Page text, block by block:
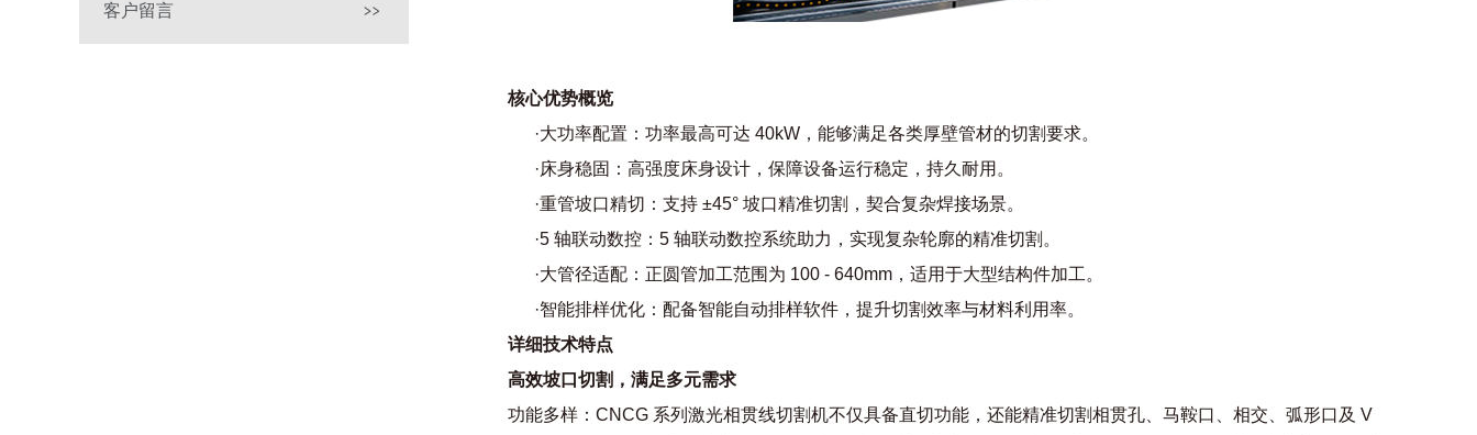
客户留言
核心优势概览
·大功率配置：功率最高可达 40kW，能够满足各类厚壁管材的切割要求。
·床身稳固：高强度床身设计，保障设备运行稳定，持久耐用。
·重管坡口精切：支持 ±45° 坡口精准切割，契合复杂焊接场景。
·5 轴联动数控：5 轴联动数控系统助力，实现复杂轮廓的精准切割。
·大管径适配：正圆管加工范围为 100 - 640mm，适用于大型结构件加工。
·智能排样优化：配备智能自动排样软件，提升切割效率与材料利用率。
详细技术特点
高效坡口切割，满足多元需求
功能多样：CNCG 系列激光相贯线切割机不仅具备直切功能，还能精准切割相贯孔、马鞍口、相交、弧形口及 V